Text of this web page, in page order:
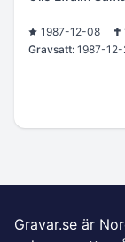
1987-12-08
Gravsatt: 1987-
Gravar.se är